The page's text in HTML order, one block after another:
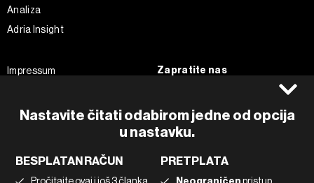
Nastavite čitati odabirom jedne od opcija
u nastavku.
BESPLATAN RAČUN PRETPLATA
Analiza
Adria Insight
Impressum
Pravila privatnosti
Korištenje umjetne inteligencije
Zapratite nas
Instagram
Twitter
Tiktok